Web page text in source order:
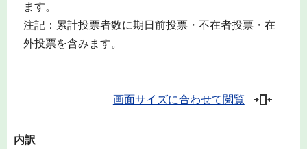
ます。
注記：累計投票者数に期日前投票・不在者投票・在
外投票を含みます。
画面サイズに合わせて閲覧
内訳